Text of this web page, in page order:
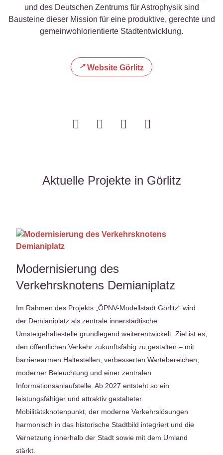
und des Deutschen Zentrums für Astrophysik sind
Bausteine dieser Mission für eine produktive, gerechte und
gemeinwohlorientierte Stadtentwicklung.
Website Görlitz
Aktuelle Projekte in Görlitz
Modernisierung des
Verkehrsknotens Demianiplatz
Im Rahmen des Projekts „ÖPNV-Modellstadt Görlitz“ wird
der Demianiplatz als zentrale innerstädtische
Umsteigehaltestelle grundlegend weiterentwickelt. Ziel ist es,
den öffentlichen Verkehr zukunftsfähig zu gestalten – mit
barrierearmen Haltestellen, verbesserten Wartebereichen,
moderner Beleuchtung und einer zentralen
Informationsanlaufstelle. Ab 2027 entsteht so ein
leistungsfähiger und attraktiv gestalteter
Mobilitätsknotenpunkt, der moderne Verkehrslösungen
harmonisch in das historische Stadtbild integriert und die
Vernetzung innerhalb der Stadt sowie mit dem Umland
stärkt.